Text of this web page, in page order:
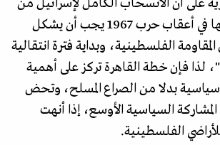
الأراضي التي احتلتها في أعقاب حرب 1967 يجب أن يشكل
الفلسطينية، وبداية فترة انتقالية
لذا فإن خطة القاهرة تركز على أهمية
بدلا من الصراع المسلح، وتحض
السياسية الأوسع، إذا أنهت
الفلسطينية.